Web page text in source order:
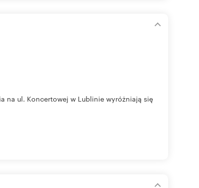
na ul. Koncertowej w Lublinie wyróżniają się